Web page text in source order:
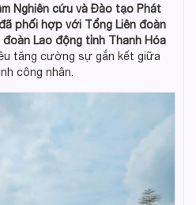
Nghiên cứu và Đào tạo Phát
phối hợp với Tổng Liên đoàn
đoàn Lao động tỉnh Thanh Hóa
tăng cường sự gắn kết giữa
công nhân.